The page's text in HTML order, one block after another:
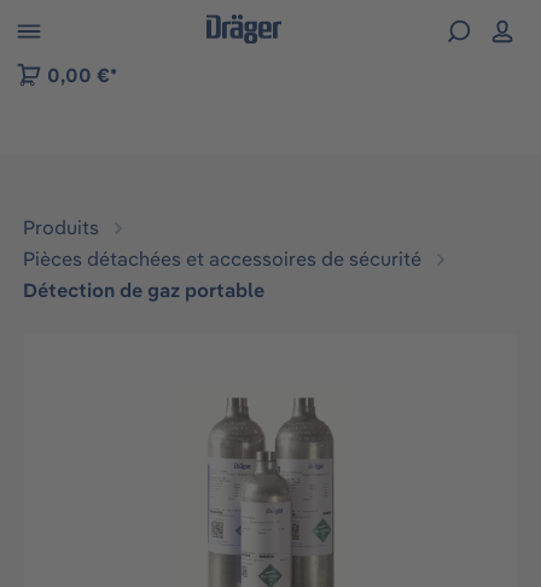
to B2B platform navigation
0,00 €*
Produits
Pièces détachées et accessoires de sécurité
Détection de gaz portable
Ignorer la galerie d'images